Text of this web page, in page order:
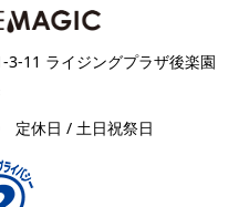
11 ライジングプラザ後楽園
定休日 / 土日祝祭日